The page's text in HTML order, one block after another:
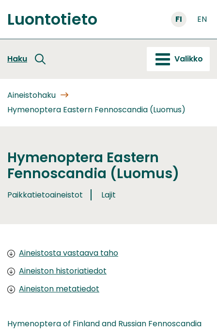
sisältöön
Etusivu
Luontotieto FI EN
Haku Valikko
Aineistohaku
Hymenoptera Eastern Fennoscandia (Luomus)
Hymenoptera Eastern
Fennoscandia (Luomus)
Paikkatietoaineistot Lajit
Aineistosta vastaava taho
Aineiston historiatiedot
Aineiston metatiedot
Hymenoptera of Finland and Russian Fennoscandia